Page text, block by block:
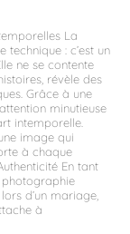
La
technique : c’est un
ne se contente
révèle des
Grâce à une
minutieuse
intemporelle.
image qui
à chaque
En tant
d’un mariage,
à